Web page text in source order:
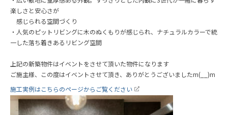
楽しさと安心さが
感じられる空間づくり
・人気のピットリビングに木のぬくもりが感じられ、ナチュラルカラーで統
一した落ち着きあるリビング空間
上記の新築物件はイベントをさせて頂いた物件になります
ご施主様、この度はイベントさせて頂き、ありがとうございましたm(__)m
施工実例はこちらのページからご覧ください